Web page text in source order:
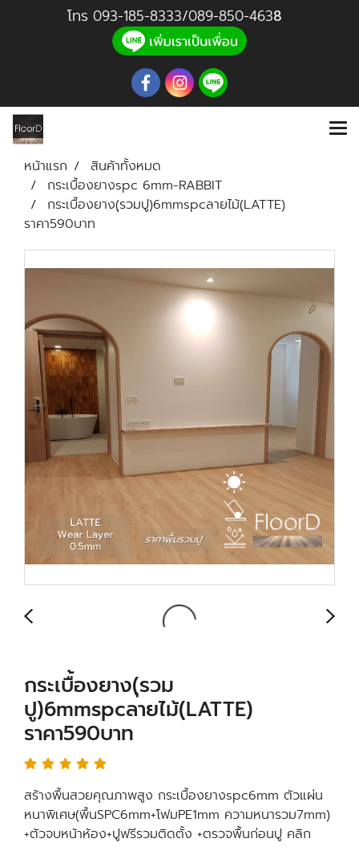
โทร 093-185-8333/089-850-4638
หน้าแรก
สินค้าทั้งหมด
กระเบื้องยางspc 6mm-RABBIT
กระเบื้องยาง(ุรวมปู)6mmspcลายไม้(ฺLATTE)
ราคา590บาท
กระเบื้องยาง(ุรวม
ปู)6mmspcลายไม้(ฺLATTE)
ราคา590บาท
สร้างพื้นสวยคุณภาพสูง กระเบื้องยางspc6mm ตัวแผ่น
หนาพิเศษ(พื้นSPC6mm+โฟมPE1mm ความหนารวม7mm)
+ตัวจบหน้าห้อง+ปูฟรีรวมติดตั้ง +ตรวจพื้นก่อนปู คลิก